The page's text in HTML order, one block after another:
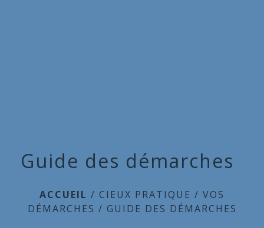
Guide des démarches
ACCUEIL / CIEUX PRATIQUE / VOS
DÉMARCHES / GUIDE DES DÉMARCHES